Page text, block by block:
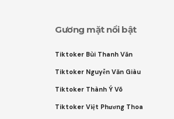
Gương mặt nổi bật
Tiktoker Bùi Thanh Văn
Tiktoker Nguyễn Văn Giàu
Tiktoker Thành Ý Võ
Tiktoker Việt Phương Thoa